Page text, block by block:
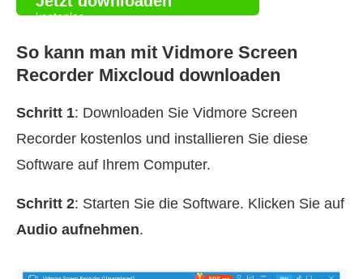
kostenlos
So kann man mit Vidmore Screen
Recorder Mixcloud downloaden
Schritt 1: Downloaden Sie Vidmore Screen
Recorder kostenlos und installieren Sie diese
Software auf Ihrem Computer.
Schritt 2: Starten Sie die Software. Klicken Sie auf
Audio aufnehmen.